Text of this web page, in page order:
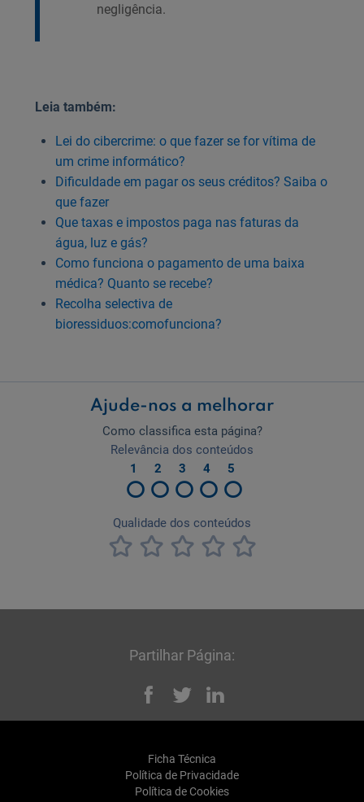
negligência.
Leia também:
Lei do cibercrime: o que fazer se for vítima de
um crime informático?
Dificuldade em pagar os seus créditos? Saiba o
que fazer
Que taxas e impostos paga nas faturas da
água, luz e gás?
Como funciona o pagamento de uma baixa
médica? Quanto se recebe?
Recolha selectiva de
bioressiduos:comofunciona?
Partilhar Página:
Facebook
Twitter
Ficha Técnica
Política de Privacidade
Política de Cookies